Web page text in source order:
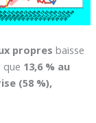
propres baisse
que 13,6 % au
(58 %),